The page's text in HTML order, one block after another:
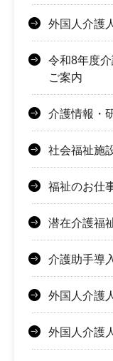
外国人介護
令和8年度
ご案内
介護情報・
社会福祉施
福祉のお仕
潜在介護福
介護助手導
外国人介護
外国人介護